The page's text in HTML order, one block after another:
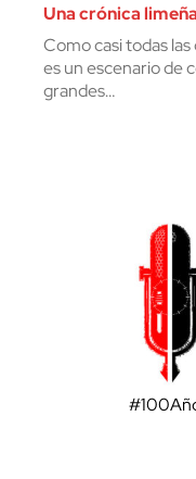
Una crónica
Como casi todas
es un escenario de
grandes…